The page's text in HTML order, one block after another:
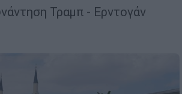
Τραμπ - Ερντογάν